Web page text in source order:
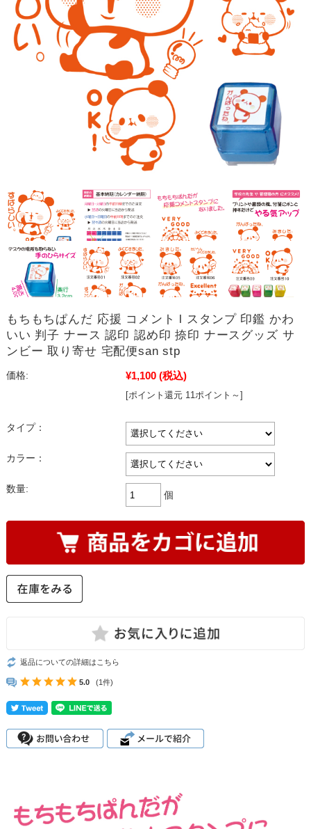
もちもちぱんだ 応援 コメント l スタンプ 印鑑 かわ
いい 判子 ナース 認印 認め印 捺印 ナースグッズ サ
ンビー 取り寄せ 宅配便san stp
価格: ¥1,100 (税込)
[ポイント還元 11ポイント～]
タイプ：
カラー：
数量:
個
返品についての詳細はこちら
5.0 (1件)